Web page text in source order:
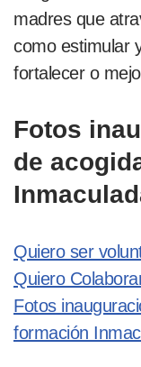
madres que
como estimular
fortalecer o
Fotos
de
Quiero ser
Quiero
Fotos
formación